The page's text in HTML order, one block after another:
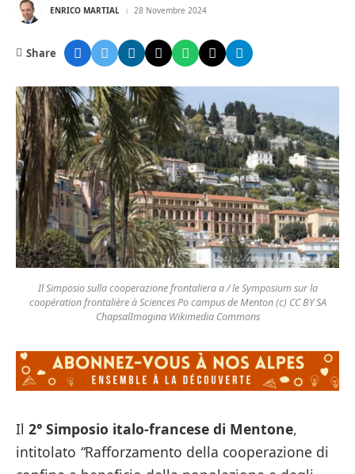
ENRICO MARTIAL 28 Novembre 2024
Share
Il Simposio sulla cooperazione frontaliera a / le Symposium sur la
coopération frontalière à Sciences Po campus de Menton (c) CC BY SA
ChapsalImagina Wikimedia Commons
Il 2° Simposio italo-francese di Mentone,
intitolato “Rafforzamento della cooperazione di